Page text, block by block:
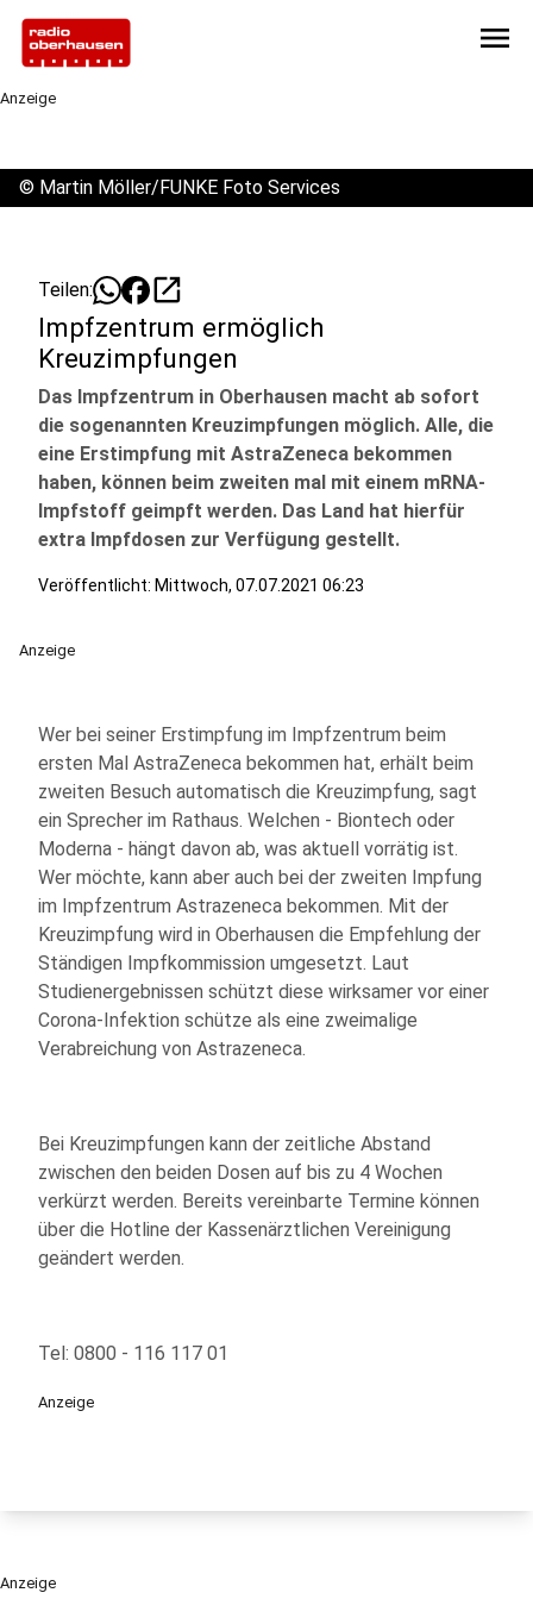
menu
Anzeige
© Martin Möller/FUNKE Foto Services
Teilen: open_in_new
Impfzentrum ermöglich
Kreuzimpfungen
Das Impfzentrum in Oberhausen macht ab sofort
die sogenannten Kreuzimpfungen möglich. Alle, die
eine Erstimpfung mit AstraZeneca bekommen
haben, können beim zweiten mal mit einem mRNA-
Impfstoff geimpft werden. Das Land hat hierfür
extra Impfdosen zur Verfügung gestellt.
Veröffentlicht: Mittwoch, 07.07.2021 06:23
Anzeige
Wer bei seiner Erstimpfung im Impfzentrum beim
ersten Mal AstraZeneca bekommen hat, erhält beim
zweiten Besuch automatisch die Kreuzimpfung, sagt
ein Sprecher im Rathaus. Welchen - Biontech oder
Moderna - hängt davon ab, was aktuell vorrätig ist.
Wer möchte, kann aber auch bei der zweiten Impfung
im Impfzentrum Astrazeneca bekommen. Mit der
Kreuzimpfung wird in Oberhausen die Empfehlung der
Ständigen Impfkommission umgesetzt. Laut
Studienergebnissen schützt diese wirksamer vor einer
Corona-Infektion schütze als eine zweimalige
Verabreichung von Astrazeneca.
Bei Kreuzimpfungen kann der zeitliche Abstand
zwischen den beiden Dosen auf bis zu 4 Wochen
verkürzt werden. Bereits vereinbarte Termine können
über die Hotline der Kassenärztlichen Vereinigung
geändert werden.
Tel: 0800 - 116 117 01
Anzeige
Anzeige